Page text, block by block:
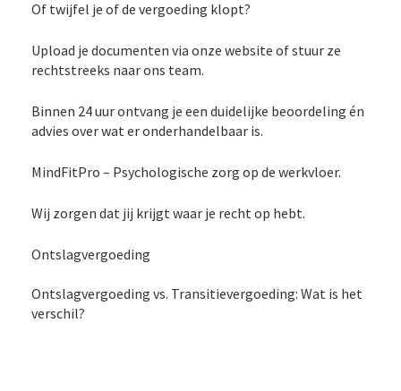
Of twijfel je of de vergoeding klopt?
Upload je documenten via onze website of stuur ze
rechtstreeks naar ons team.
Binnen 24 uur ontvang je een duidelijke beoordeling én
advies over wat er onderhandelbaar is.
MindFitPro – Psychologische zorg op de werkvloer.
Wij zorgen dat jij krijgt waar je recht op hebt.
Ontslagvergoeding
Ontslagvergoeding vs. Transitievergoeding: Wat is het
verschil?